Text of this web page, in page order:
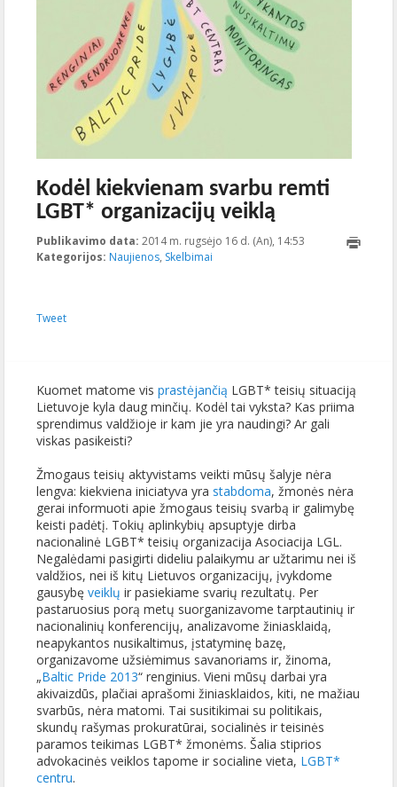
Kodėl kiekvienam svarbu remti
LGBT* organizacijų veiklą
Publikavimo data: 2014 m. rugsėjo 16 d. (An), 14:53 2014-09-
Kategorijos: Naujienos, Skelbimai
Tweet
Kuomet matome vis prastėjančią LGBT* teisių situaciją
Lietuvoje kyla daug minčių. Kodėl tai vyksta? Kas priima
sprendimus valdžioje ir kam jie yra naudingi? Ar gali
viskas pasikeisti?
Žmogaus teisių aktyvistams veikti mūsų šalyje nėra
lengva: kiekviena iniciatyva yra stabdoma, žmonės nėra
gerai informuoti apie žmogaus teisių svarbą ir galimybę
keisti padėtį. Tokių aplinkybių apsuptyje dirba
nacionalinė LGBT* teisių organizacija Asociacija LGL.
Negalėdami pasigirti dideliu palaikymu ar užtarimu nei iš
valdžios, nei iš kitų Lietuvos organizacijų, įvykdome
gausybę veiklų ir pasiekiame svarių rezultatų. Per
pastaruosius porą metų suorganizavome tarptautinių ir
nacionalinių konferencijų, analizavome žiniasklaidą,
neapykantos nusikaltimus, įstatyminę bazę,
organizavome užsiėmimus savanoriams ir, žinoma,
„Baltic Pride 2013“ renginius. Vieni mūsų darbai yra
akivaizdūs, plačiai aprašomi žiniasklaidos, kiti, ne mažiau
svarbūs, nėra matomi. Tai susitikimai su politikais,
skundų rašymas prokuratūrai, socialinės ir teisinės
paramos teikimas LGBT* žmonėms. Šalia stiprios
advokacinės veiklos tapome ir socialine vieta, LGBT*
centru.